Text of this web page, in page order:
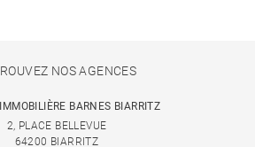
NOS AGENCES
BARNES BIARRITZ
2, PLACE BELLEVUE
64200 BIARRITZ